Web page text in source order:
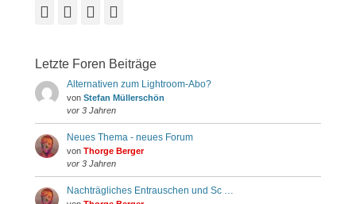
Facebook
VimeoYouTube
Letzte Foren Beiträge
Alternativen zum Lightroom-Abo?
von Stefan Müllerschön
vor 3 Jahren
Neues Thema - neues Forum
von Thorge Berger
vor 3 Jahren
Nachträgliches Entrauschen und Sc …